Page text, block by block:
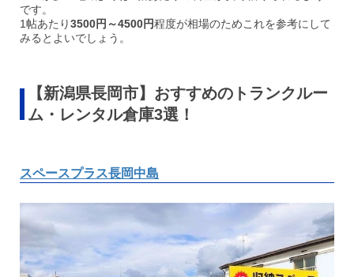
です。
1帖あたり3500円～4500円程度が相場のためこれを参考にして
みるとよいでしょう。
【新潟県長岡市】おすすめのトランクルー
ム・レンタル倉庫3選！
スペースプラス長岡中島